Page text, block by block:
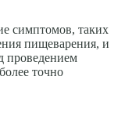
симптомов, таких
пищеварения, и
проведением
точно